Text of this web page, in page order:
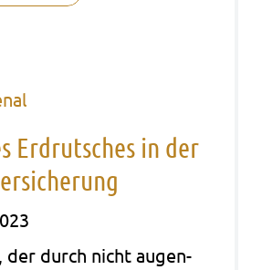
Erdrutsches in der
der durch nicht augen­